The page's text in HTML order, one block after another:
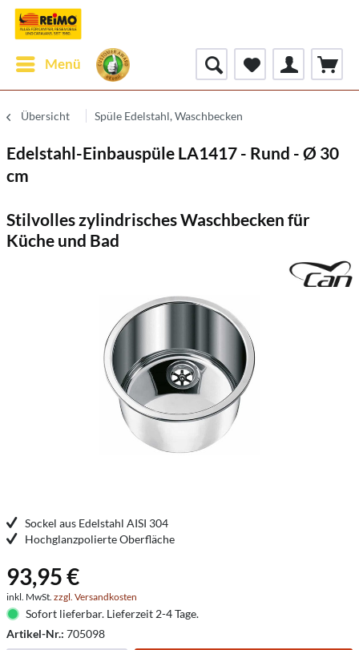
Menü
Übersicht Spüle Edelstahl, Waschbecken
Edelstahl-Einbauspüle LA1417 - Rund - Ø 30
cm
Stilvolles zylindrisches Waschbecken für
Küche und Bad
Sockel aus Edelstahl AISI 304
Hochglanzpolierte Oberfläche
93,95 €
inkl. MwSt. zzgl. Versandkosten
Sofort lieferbar. Lieferzeit 2-4 Tage.
Artikel-Nr.: 705098